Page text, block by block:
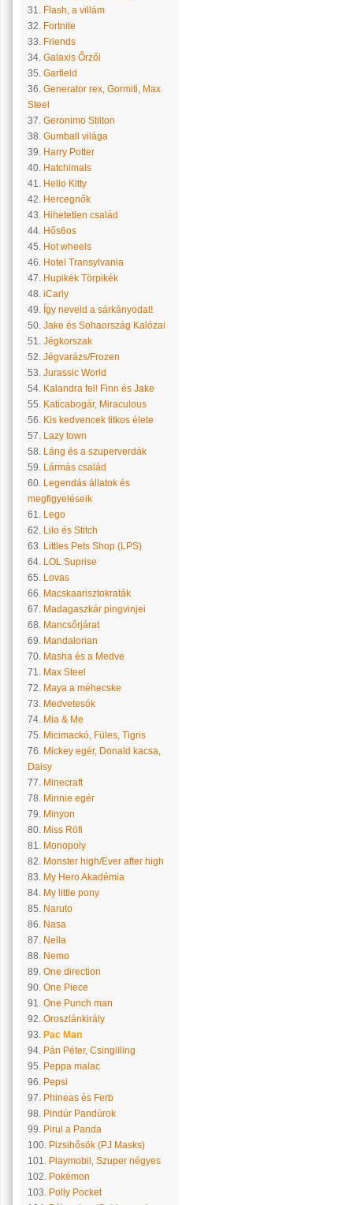
31. Flash, a villám
32. Fortnite
33. Friends
34. Galaxis Őrzői
35. Garfield
36. Generator rex, Gormiti, Max
Steel
37. Geronimo Stilton
38. Gumball világa
39. Harry Potter
40. Hatchimals
41. Hello Kitty
42. Hercegnők
43. Hihetetlen család
44. Hős6os
45. Hot wheels
46. Hotel Transylvania
47. Hupikék Törpikék
48. iCarly
49. Így neveld a sárkányodat!
50. Jake és Sohaország Kalózai
51. Jégkorszak
52. Jégvarázs/Frozen
53. Jurassic World
54. Kalandra fel! Finn és Jake
55. Katicabogár, Miraculous
56. Kis kedvencek titkos élete
57. Lazy town
58. Láng és a szuperverdák
59. Lármás család
60. Legendás állatok és
megfigyeléseik
61. Lego
62. Lilo és Stitch
63. Littles Pets Shop (LPS)
64. LOL Suprise
65. Lovas
66. Macskaarisztokraták
67. Madagaszkár pingvinjei
68. Mancsőrjárat
69. Mandalorian
70. Masha és a Medve
71. Max Steel
72. Maya a méhecske
73. Medvetesók
74. Mia & Me
75. Micimackó, Füles, Tigris
76. Mickey egér, Donald kacsa,
Daisy
77. Minecraft
78. Minnie egér
79. Minyon
80. Miss Röfi
81. Monopoly
82. Monster high/Ever after high
83. My Hero Akadémia
84. My little pony
85. Naruto
86. Nasa
87. Nella
88. Nemo
89. One direction
90. One Piece
91. One Punch man
92. Oroszlánkirály
93. Pac Man
94. Pán Péter, Csingilling
95. Peppa malac
96. Pepsi
97. Phineas és Ferb
98. Pindúr Pandúrok
99. Pirul a Panda
100. Pizsihősök (PJ Masks)
101. Playmobil, Szuper négyes
102. Pokémon
103. Polly Pocket